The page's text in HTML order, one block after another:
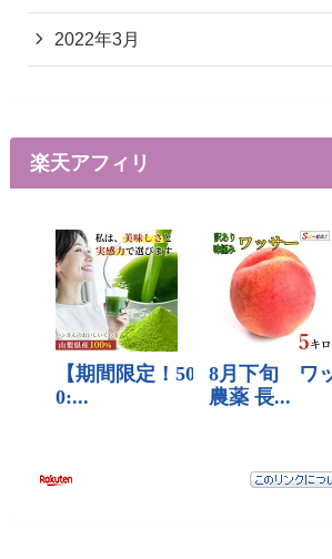
2022年3月
楽天アフィリ